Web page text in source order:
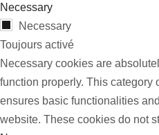
Necessary
Necessary
Toujours activé
Necessary cookies are
function properly. This category
ensures basic functionalities
website. These cookies do not